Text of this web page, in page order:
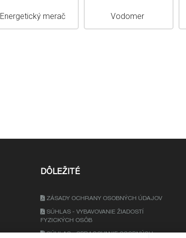
Energetický merač Vodomer
DÔLEŽITÉ
ZÁSADY OCHRANY OSOBNÝCH ÚDAJOV
SÚHLAS - VYBAVOVANIE ŽIADOSTÍ
FYZICKÝCH OSÔB
SÚHLAS - SPRACOVANIE OSOBNÝCH